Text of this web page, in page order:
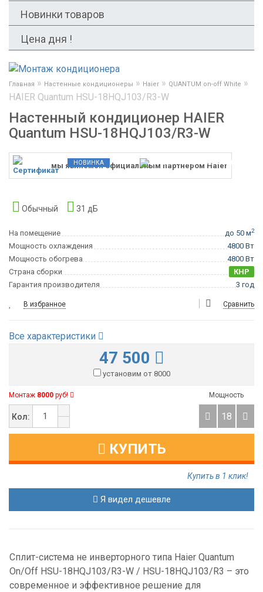
Новинки товаров
Цена дня !
Главная » Настенные кондиционеры » Haier » QUANTUM on-off White »
HAIER Quantum HSU-18HQJ103/R3-W
Настенный кондиционер HAIER
Quantum HSU-18HQJ103/R3-W
НОВИНКА
мы являемся официальным партнером Haier
Обычный 31 дБ
На помещение до 50 м2
Мощность охлаждения
4800 Вт
Мощность обогрева
4800 Вт
Страна сборки
КНР
Гарантия производителя
3 год
В избранное Сравнить
Все характеристики
47 500
установим от 8000
Монтаж 8000 руб!
Кол:
Мощность
18
КУПИТЬ
Купить в 1 клик!
Я видел дешевле
Сплит-система не инверторного типа Haier Quantum
On/Off HSU-18HQJ103/R3-W / HSU-18HQJ103/R3 – это
современное и эффективное решение для